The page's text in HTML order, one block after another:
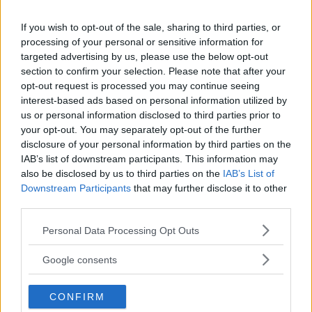
If you wish to opt-out of the sale, sharing to third parties, or
processing of your personal or sensitive information for
targeted advertising by us, please use the below opt-out
section to confirm your selection. Please note that after your
opt-out request is processed you may continue seeing
interest-based ads based on personal information utilized by
us or personal information disclosed to third parties prior to
your opt-out. You may separately opt-out of the further
disclosure of your personal information by third parties on the
IAB’s list of downstream participants. This information may
also be disclosed by us to third parties on the IAB’s List of
Downstream Participants that may further disclose it to other
Please note that this website/app uses one or more Google
not limited to your visit or usage behaviour. You may click to
use your data for below specified purposes in below Google
consent section.
Personal Data Processing Opt Outs
Google consents
CONFIRM
slutet av året.
- Sen sade han också att nya 9-5 kommer med
en annan motor, en 1,6-liters turbo
instegsmotor som kommer att kosta 296 000
kronor.
Var Victor Muller på plats?
- Ja, han var här och han var väldigt
- Han menade att det inte skulle bli svårt att få
Saabs köpare tillbaka eftersom Saab har
intelligenta kunder som är intresserade av
Saabs bilar bara Saab kan erbjuda rätt bilar.